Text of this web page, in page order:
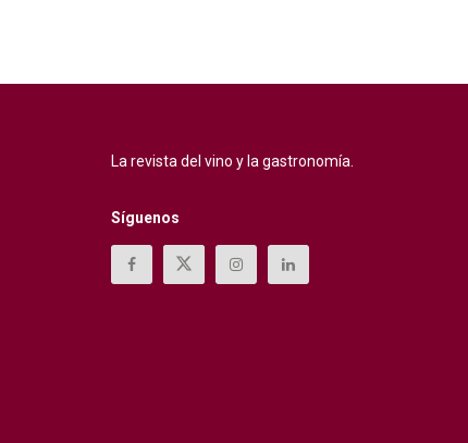
La revista del vino y la gastronomía.
Síguenos